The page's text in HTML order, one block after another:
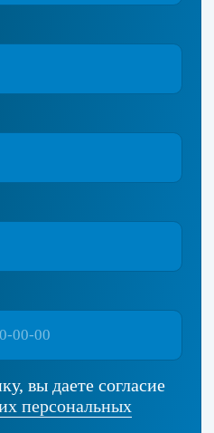
всех
или после
вас
нашему